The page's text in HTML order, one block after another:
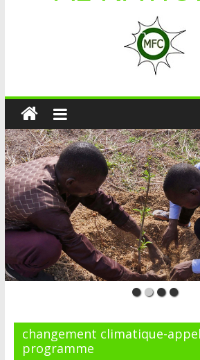
changement climatique-
programme